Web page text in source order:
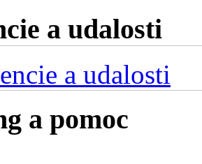
a udalosti
a udalosti
a pomoc